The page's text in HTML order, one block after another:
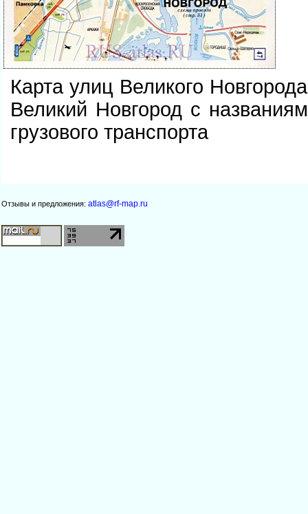
Карта улиц Великого
еликий Новгород с
рузового транспорта
Отзывы и предложения: atlas@rf-map.ru